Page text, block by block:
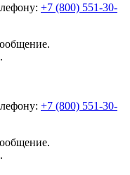
+7 (800) 551-30-
+7 (800) 551-30-